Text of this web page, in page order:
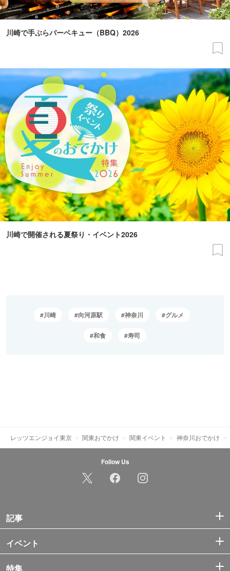
川崎で手ぶらバーベキュー（BBQ）2026
川崎で開催される夏祭り・イベント2026
川崎 向河原駅 神奈川 グルメ
和食 寿司
レッツエンジョイ東京 関東おでかけ 関東イベント 神奈川おでかけ
Follow Us
記事
イベント
特集